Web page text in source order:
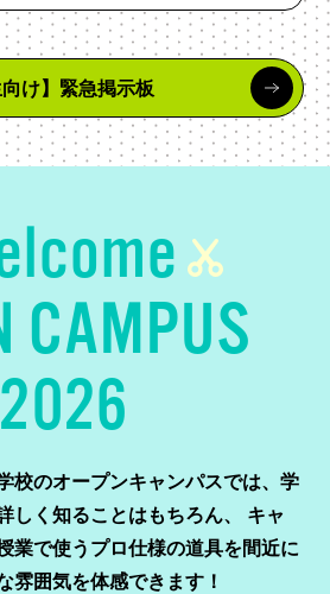
向け】緊急掲示板
CAMPUS
2026
校のオープンキャンパスでは、学
しく知ることはもちろん、
キャ
業で使うプロ仕様の道具を間近に
雰囲気を体感できます！